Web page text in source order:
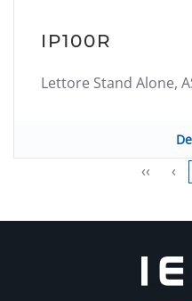
IP100R
Lettore Stand Alone,
‹‹ ‹